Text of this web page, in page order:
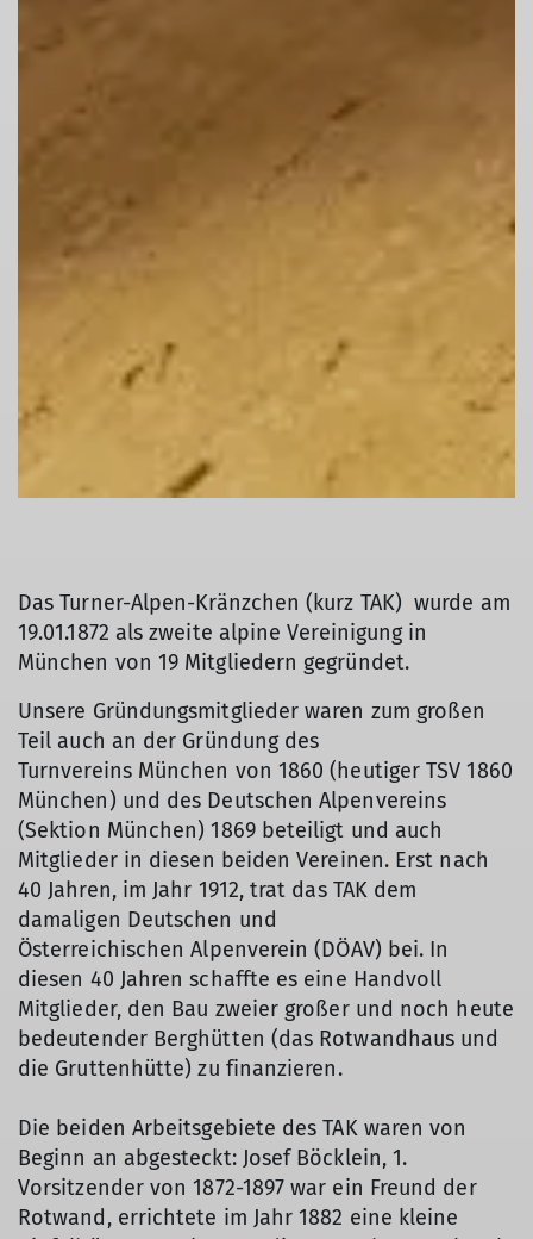
Das Turner-Alpen-Kränzchen (kurz TAK) wurde am
19.01.1872 als zweite alpine Vereinigung in
München von 19 Mitgliedern gegründet.
Unsere Gründungsmitglieder waren zum großen
Teil auch an der Gründung des
Turnvereins München von 1860 (heutiger TSV 1860
München) und des Deutschen Alpenvereins
(Sektion München) 1869 beteiligt und auch
Mitglieder in diesen beiden Vereinen. Erst nach
40 Jahren, im Jahr 1912, trat das TAK dem
damaligen Deutschen und
Österreichischen Alpenverein (DÖAV) bei. In
diesen 40 Jahren schaffte es eine Handvoll
Mitglieder, den Bau zweier großer und noch heute
bedeutender Berghütten (das Rotwandhaus und
die Gruttenhütte) zu finanzieren.
Die beiden Arbeitsgebiete des TAK waren von
Beginn an abgesteckt: Josef Böcklein, 1.
Vorsitzender von 1872-1897 war ein Freund der
Rotwand, errichtete im Jahr 1882 eine kleine